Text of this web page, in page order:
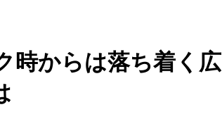
時からは落ち着く広